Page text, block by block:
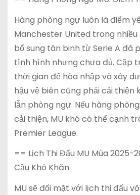
Hàng phòng ngự luôn là điểm
Manchester United trong nhiều
bổ sung tân binh từ Serie A đã
tình hình nhưng chưa đủ. Cặp
thời gian để hòa nhập và xây
hậu vệ biên cũng phải cải thiện
lẫn phòng ngự. Nếu hàng
cải thiện, MU khó có thể cạnh
Premier League.
== Lịch Thi Đấu MU Mùa 2025-
Cầu Khó Khăn
MU sẽ đối mặt với lịch thi đấu